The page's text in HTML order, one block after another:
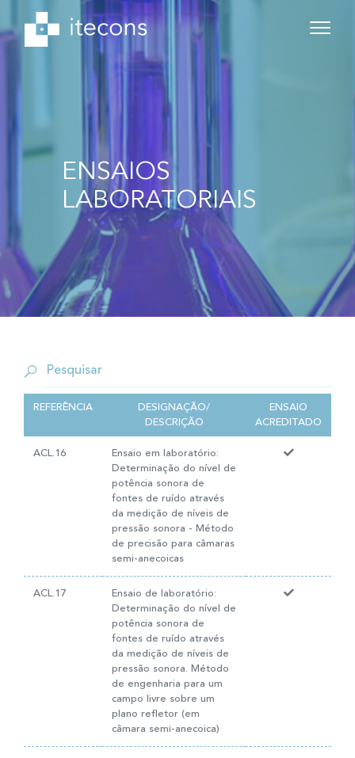
ENSAIOS
LABORATORIAIS
REFERÊNCIA
DESIGNAÇÃO/
DESCRIÇÃO
ENSAIO
ACREDITADO
ACL.16
Ensaio em laboratório:
Determinação do nível de
potência sonora de
fontes de ruído através
da medição de níveis de
pressão sonora - Método
de precisão para câmaras
semi-anecoicas
ACL.17
Ensaio de laboratório:
Determinação do nível de
potência sonora de
fontes de ruído através
da medição de níveis de
pressão sonora. Método
de engenharia para um
campo livre sobre um
plano refletor (em
câmara semi-anecoica)